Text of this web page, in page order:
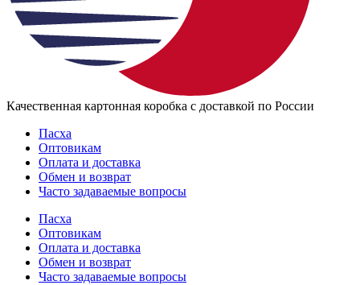
Качественная картонная коробка с доставкой по России
Пасха
Оптовикам
Оплата и доставка
Обмен и возврат
Часто задаваемые вопросы
Пасха
Оптовикам
Оплата и доставка
Обмен и возврат
Часто задаваемые вопросы